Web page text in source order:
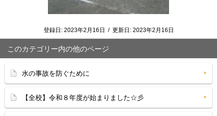
登録日: 2023年2月16日 / 更新日: 2023年2月16日
このカテゴリー内の他のページ
水の事故を防ぐために
【全校】令和８年度が始まりました☆彡